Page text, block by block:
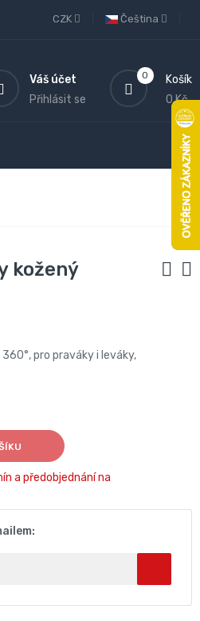
Čeština
CZK
0
Košík
0 Kč
Váš účet
Přihlásit se
kožený
pro praváky i leváky,
a předobjednání na